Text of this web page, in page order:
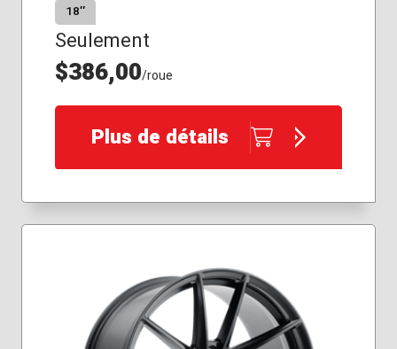
18″
Seulement
$386,00/roue
Plus de détails